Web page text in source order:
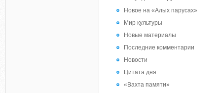
Новое на «Алых парусах»
Мир культуры
Новые материалы
Последние комментарии
Новости
Цитата дня
«Вахта памяти»